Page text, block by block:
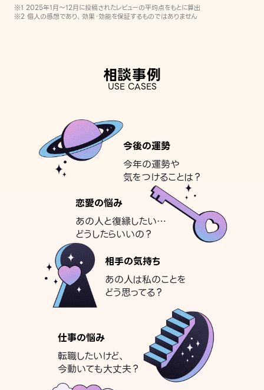
※1 2025年1月〜12月に投稿されたレビューの平均点をもとに算出
※2 個人の感想であり、効果・効能を保証するものではありません
相談事例
USE CASES
今後の運勢
今年の運勢や
気をつけることは？
恋愛の悩み
あの人と復縁したい…
どうしたらいいの？
相手の気持ち
あの人は私のことを
どう思ってる？
仕事の悩み
転職したいけど、
今動いても大丈夫？